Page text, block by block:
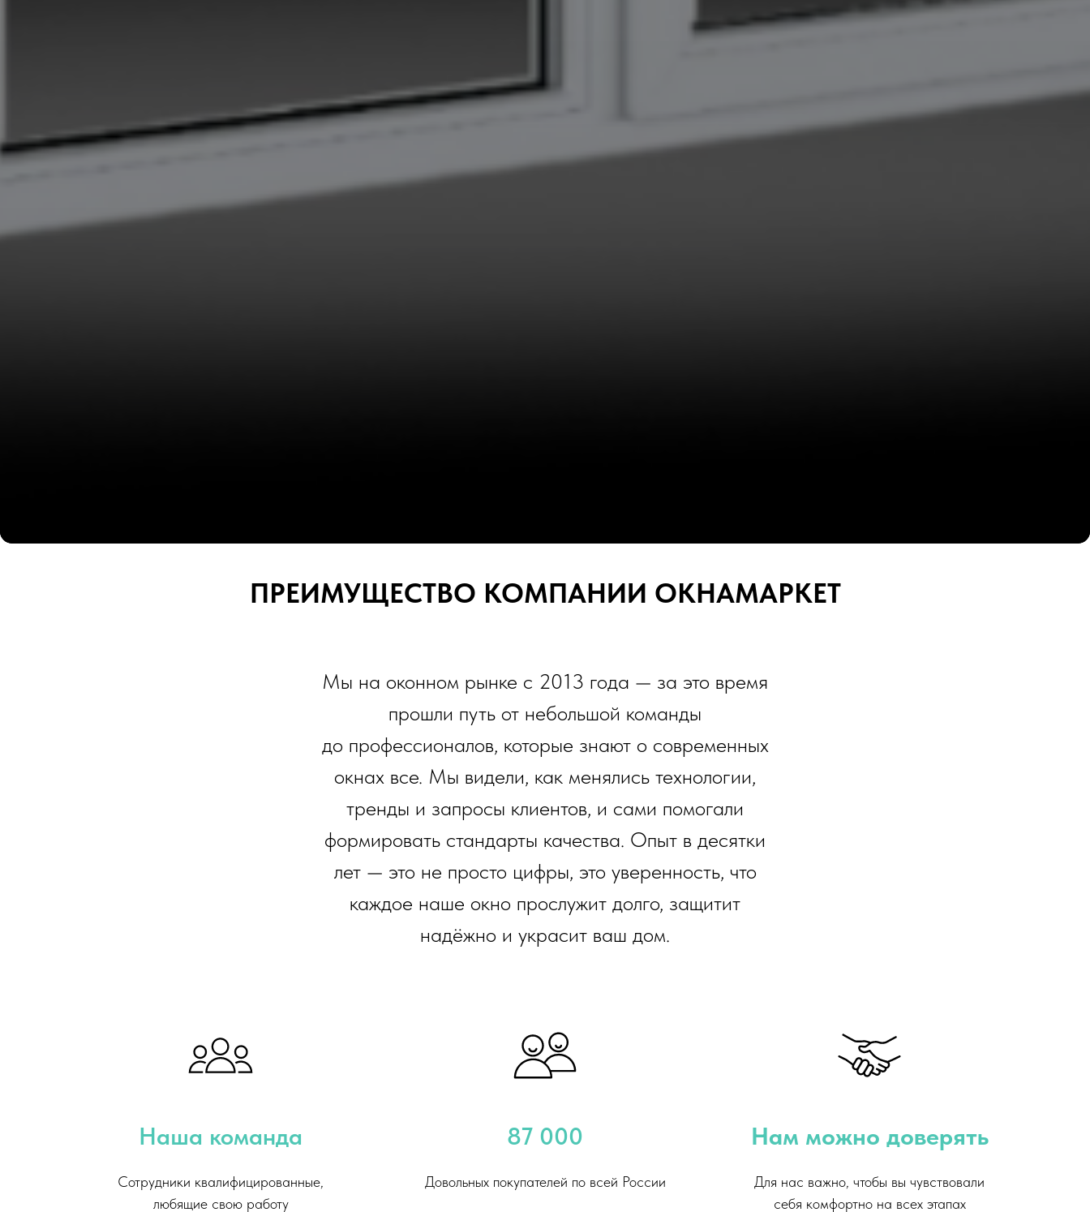
ПРЕИМУЩЕСТВО КОМПАНИИ ОКНАМАРКЕТ
Мы на оконном рынке с 2013 года — за это время
прошли путь от небольшой команды
до профессионалов, которые знают о современных
окнах все. Мы видели, как менялись технологии,
тренды и запросы клиентов, и сами помогали
формировать стандарты качества. Опыт в десятки
лет — это не просто цифры, это уверенность, что
каждое наше окно прослужит долго, защитит
надёжно и украсит ваш дом.
Наша команда
Сотрудники квалифицированные,
любящие свою работу
87 000
Довольных покупателей по всей России
Нам можно доверять
Для нас важно, чтобы вы чувствовали
себя комфортно на всех этапах